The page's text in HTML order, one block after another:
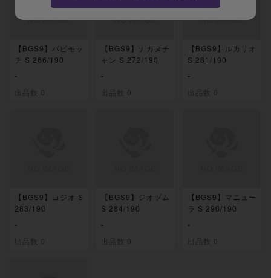
【BGS9】パピモッ
チ S 266/190
-
出品数 0
【BGS9】ナカヌチ
ャン S 272/190
-
出品数 0
【BGS9】ルカリオ
S 281/190
-
出品数 0
【BGS9】コジオ S
283/190
-
出品数 0
【BGS9】ジオヅム
S 284/190
-
出品数 0
【BGS9】マニュー
ラ S 290/190
-
出品数 0